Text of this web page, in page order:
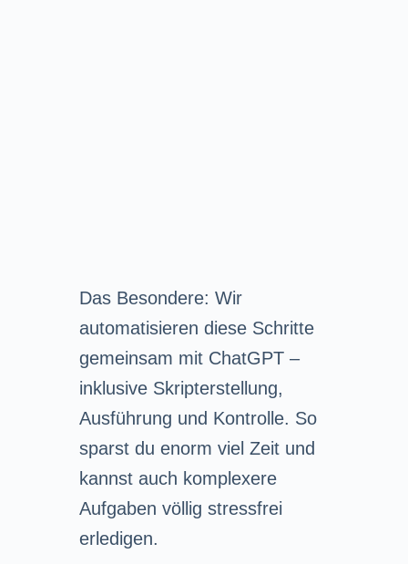
Das Besondere: Wir
automatisieren diese Schritte
gemeinsam mit ChatGPT –
inklusive Skripterstellung,
Ausführung und Kontrolle. So
sparst du enorm viel Zeit und
kannst auch komplexere
Aufgaben völlig stressfrei
erledigen.